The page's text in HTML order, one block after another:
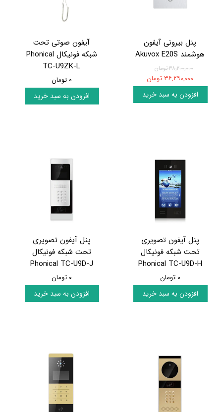
پنل بیرونی آیفون
هوشمند Akuvox E20S
۳۸,۲۰۰,۰۰۰ تومان
۳۶,۲۹۰,۰۰۰ تومان
افزودن به سبد خرید
آیفون صوتی تحت
شبکه فونیکال Phonical
TC-U9ZK-L
۰ تومان
افزودن به سبد خرید
پنل آیفون تصویری
تحت شبکه فونیکال
Phonical TC-U9D-H
۰ تومان
افزودن به سبد خرید
پنل آیفون تصویری
تحت شبکه فونیکال
Phonical TC-U9D-J
۰ تومان
افزودن به سبد خرید